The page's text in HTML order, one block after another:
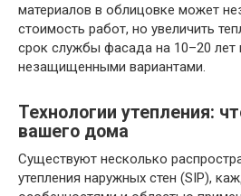
материалов в облицовке может
стоимость работ, но увеличить
срок службы фасада на 10–20 лет
незащищенными вариантами.
Технологии утепления:
вашего дома
Существуют несколько
утепления наружных стен (SIP),